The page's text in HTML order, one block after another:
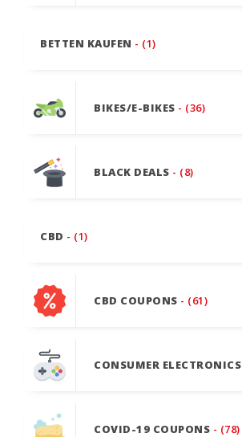
BETTEN KAUFEN - (1)
BIKES/E-BIKES - (36)
BLACK DEALS - (8)
CBD - (1)
CBD COUPONS - (61)
CONSUMER ELECTRONICS
COVID-19 COUPONS - (78)